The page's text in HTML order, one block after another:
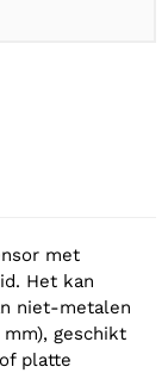
met
Het kan
niet-metalen
geschikt
platte